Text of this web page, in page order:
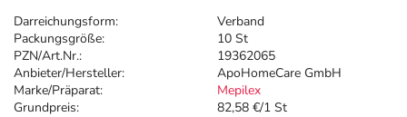
Darreichungsform:
Verband
Packungsgröße:
10 St
PZN/Art.Nr.:
19362065
Anbieter/Hersteller:
ApoHomeCare GmbH
Marke/Präparat:
Mepilex
Grundpreis:
82,58 €/1 St